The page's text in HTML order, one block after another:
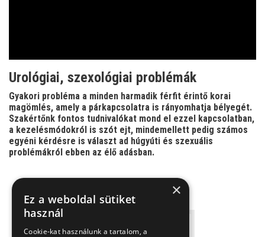
Urológiai, szexológiai problémák
Gyakori probléma a minden harmadik férfit érintő korai
magömlés, amely a párkapcsolatra is rányomhatja bélyegét.
Szakértőnk fontos tudnivalókat mond el ezzel kapcsolatban,
a kezelésmódokról is szót ejt, mindemellett pedig számos
egyéni kérdésre is választ ad húgyúti és szexuális
problémákról ebben az élő adásban.
×
Ez a weboldal sütiket
használ
Cookie-kat használunk a tartalom, a